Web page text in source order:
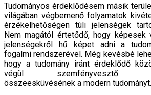
Tudományos érdeklődésem másik
világában végbemenő folyamatok
érzékelhetőségen túli jelenségek
Nem magától értetődő, hogy képesek
jelenségekről hű képet adni a
fogalmi rendszerével. Még kevésbé
hogy a tudomány iránt érdeklődő
végül szemfényvesztő
összeesküvésének a modern tudományt.